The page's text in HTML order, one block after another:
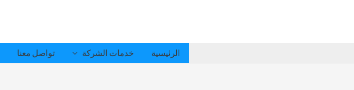
الرئيسية خدمات الشركة تواصل معنا